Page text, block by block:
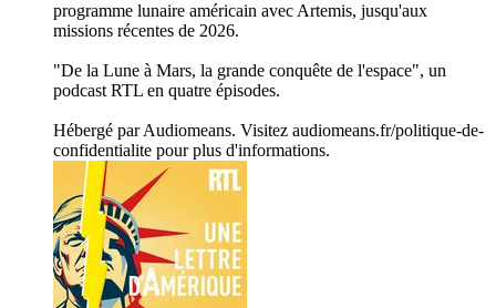
programme lunaire américain avec Artemis, jusqu'aux
missions récentes de 2026.
"De la Lune à Mars, la grande conquête de l'espace", un
podcast RTL en quatre épisodes.
Hébergé par Audiomeans. Visitez audiomeans.fr/politique-de-
confidentialite pour plus d'informations.